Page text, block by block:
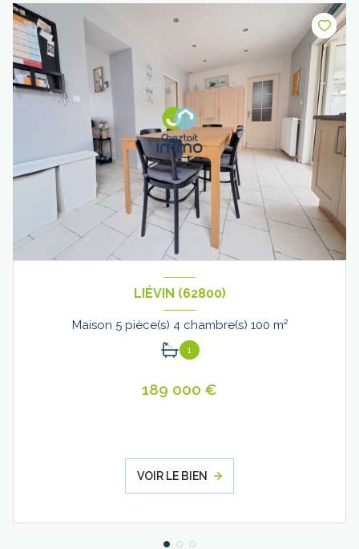
LIÉVIN (62800)
Maison 5 pièce(s) 4 chambre(s) 100 m²
1
189 000 €
VOIR LE BIEN